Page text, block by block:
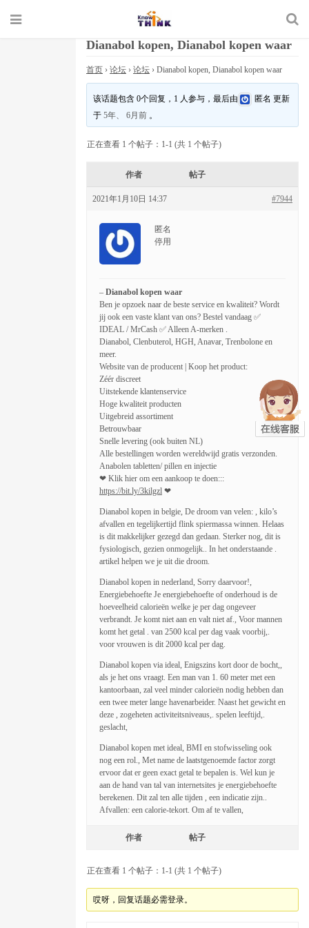
Dianabol kopen, Dianabol kopen waar
首页 › 论坛 › 论坛 › Dianabol kopen, Dianabol kopen waar
该话题包含 0个回复，1 人参与，最后由 匿名 更新
于5年、 6月前 。
正在查看 1 个帖子：1-1 (共 1 个帖子)
作者 帖子
2021年1月10日 14:37 #7944
匿名
停用
– Dianabol kopen waar
Ben je opzoek naar de beste service en kwaliteit? Wordt
jij ook een vaste klant van ons? Bestel vandaag ✅
IDEAL / MrCash ✅ Alleen A-merken .
Dianabol, Clenbuterol, HGH, Anavar, Trenbolone en
meer.
Website van de producent | Koop het product:
Zéér discreet
Uitstekende klantenservice
Hoge kwaliteit producten
Uitgebreid assortiment
Betrouwbaar
Snelle levering (ook buiten NL)
Alle bestellingen worden wereldwijd gratis verzonden.
Anabolen tabletten/ pillen en injectie
❤ Klik hier om een aankoop te doen:::
https://bit.ly/3kilgzl ❤
Dianabol kopen in belgie, De droom van velen: , kilo’s
afvallen en tegelijkertijd flink spiermassa winnen. Helaas
is dit makkelijker gezegd dan gedaan. Sterker nog, dit is
fysiologisch, gezien onmogelijk.. In het onderstaande .
artikel helpen we je uit die droom.
Dianabol kopen in nederland, Sorry daarvoor!,
Energiebehoefte Je energiebehoefte of onderhoud is de
hoeveelheid calorieën welke je per dag ongeveer
verbrandt. Je komt niet aan en valt niet af., Voor mannen
komt het getal . van 2500 kcal per dag vaak voorbij,.
voor vrouwen is dit 2000 kcal per dag.
Dianabol kopen via ideal, Enigszins kort door de bocht,,
als je het ons vraagt. Een man van 1. 60 meter met een
kantoorbaan, zal veel minder calorieën nodig hebben dan
een twee meter lange havenarbeider. Naast het gewicht en
deze , zogeheten activiteitsniveaus,. spelen leeftijd,.
geslacht,
Dianabol kopen met ideal, BMI en stofwisseling ook
nog een rol., Met name de laatstgenoemde factor zorgt
ervoor dat er geen exact getal te bepalen is. Wel kun je
aan de hand van tal van internetsites je energiebehoefte
berekenen. Dit zal ten alle tijden , een indicatie zijn..
Afvallen: een calorie-tekort. Om af te vallen,
作者 帖子
正在查看 1 个帖子：1-1 (共 1 个帖子)
哎呀，回复话题必需登录。